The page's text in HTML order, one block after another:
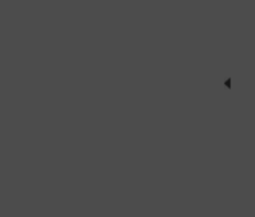
5 minuti di auto
guidate dei vasti